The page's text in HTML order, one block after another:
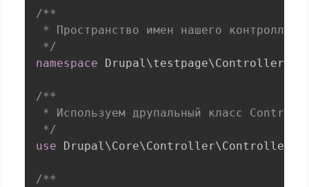
/**
* Пространство имен нашего
*/
namespace
Drupal\testpage\Controller
/**
* Используем друпальный класс
*/
use
Drupal\Core\Controller\
/**